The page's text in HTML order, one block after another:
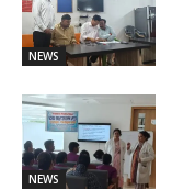
NEWS
NEWS